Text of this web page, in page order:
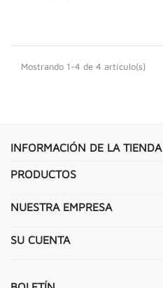
Mostrando 1-4 de 4 artículo(s)
INFORMACIÓN DE LA TIENDA
PRODUCTOS
NUESTRA EMPRESA
SU CUENTA